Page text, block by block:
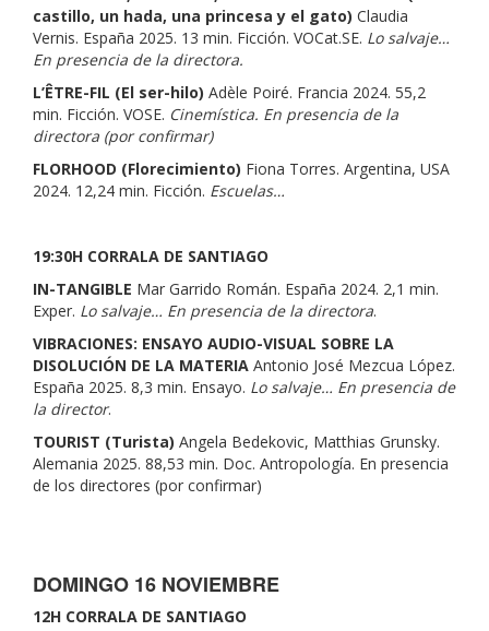
castillo, un hada, una princesa y el gato) Claudia
Vernis. España 2025. 13 min. Ficción. VOCat.SE. Lo salvaje…
En presencia de la directora.
L’ÊTRE-FIL (El ser-hilo) Adèle Poiré. Francia 2024. 55,2
min. Ficción. VOSE. Cinemística. En presencia de la
directora (por confirmar)
FLORHOOD (Florecimiento) Fiona Torres. Argentina, USA
2024. 12,24 min. Ficción. Escuelas…
19:30H CORRALA DE SANTIAGO
IN-TANGIBLE Mar Garrido Román. España 2024. 2,1 min.
Exper. Lo salvaje… En presencia de la directora.
VIBRACIONES: ENSAYO AUDIO-VISUAL SOBRE LA
DISOLUCIÓN DE LA MATERIA Antonio José Mezcua López.
España 2025. 8,3 min. Ensayo. Lo salvaje… En presencia de
la director.
TOURIST (Turista) Angela Bedekovic, Matthias Grunsky.
Alemania 2025. 88,53 min. Doc. Antropología. En presencia
de los directores (por confirmar)
DOMINGO 16 NOVIEMBRE
12H CORRALA DE SANTIAGO